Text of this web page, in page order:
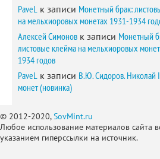
PaveL к записи Монетный брак:
на мельхиоровых монетах 1931-1934
Алексей Симонов к записи Монетный
листовые клейма на мельхиоровых
1934 годов
PaveL к записи В.Ю. Сидоров. Николай
монет (новинка)
© 2012-2020,SovMint.ru
Любое использование материалов сайта
указанием гиперссылки на источник.